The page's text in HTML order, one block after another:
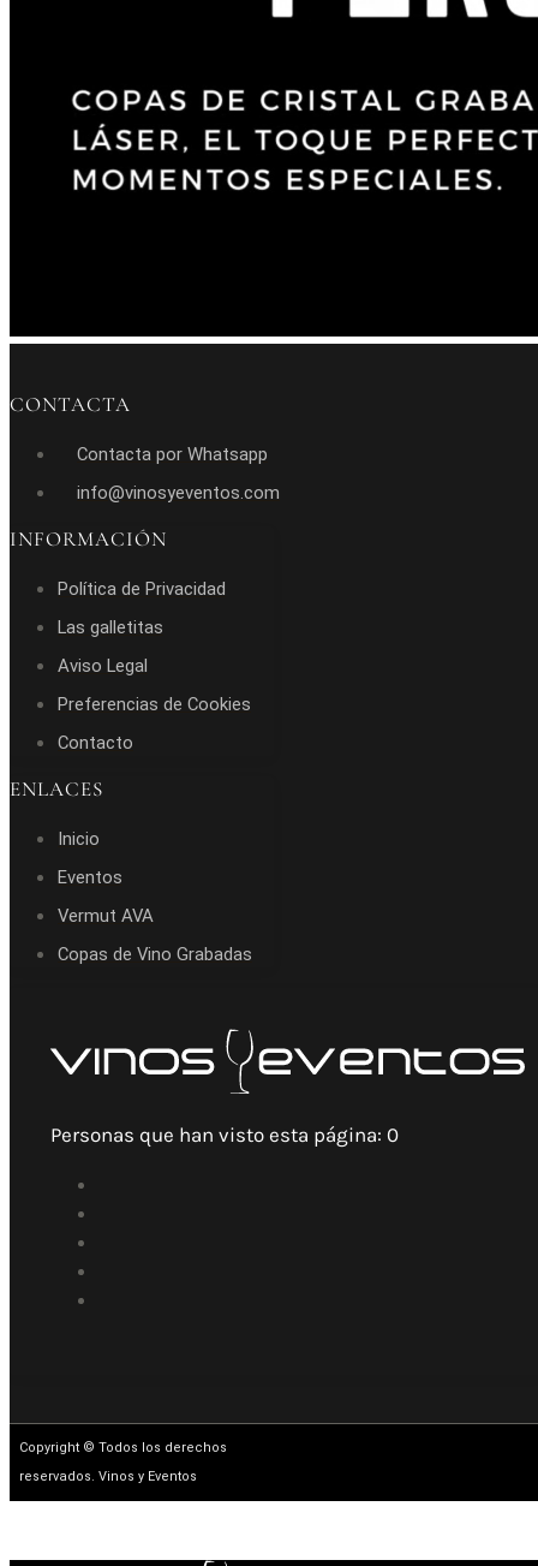
CONTACTA
Contacta por Whatsapp
info@vinosyeventos.com
INFORMACIÓN
Política de Privacidad
Las galletitas
Aviso Legal
Preferencias de Cookies
Contacto
ENLACES
Inicio
Eventos
Vermut AVA
Copas de Vino Grabadas
Personas que han visto esta página: 0
Copyright © Todos los derechos
reservados. Vinos y Eventos